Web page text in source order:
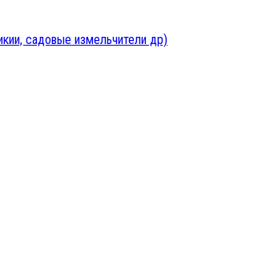
садовые измельчители др)